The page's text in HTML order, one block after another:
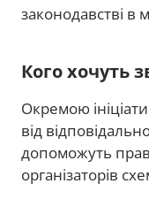
законодавстві в
Кого хочуть
Окремою
від
допоможуть
організаторів